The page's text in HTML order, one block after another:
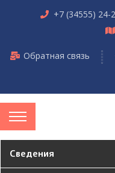
+7 (34555) 24-
Обратная связь
Сведения